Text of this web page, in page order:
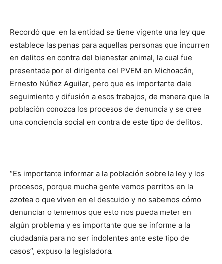
Recordó que, en la entidad se tiene vigente una ley que
establece las penas para aquellas personas que incurren
en delitos en contra del bienestar animal, la cual fue
presentada por el dirigente del PVEM en Michoacán,
Ernesto Núñez Aguilar, pero que es importante dale
seguimiento y difusión a esos trabajos, de manera que la
población conozca los procesos de denuncia y se cree
una conciencia social en contra de este tipo de delitos.
“Es importante informar a la población sobre la ley y los
procesos, porque mucha gente vemos perritos en la
azotea o que viven en el descuido y no sabemos cómo
denunciar o tememos que esto nos pueda meter en
algún problema y es importante que se informe a la
ciudadanía para no ser indolentes ante este tipo de
casos”, expuso la legisladora.